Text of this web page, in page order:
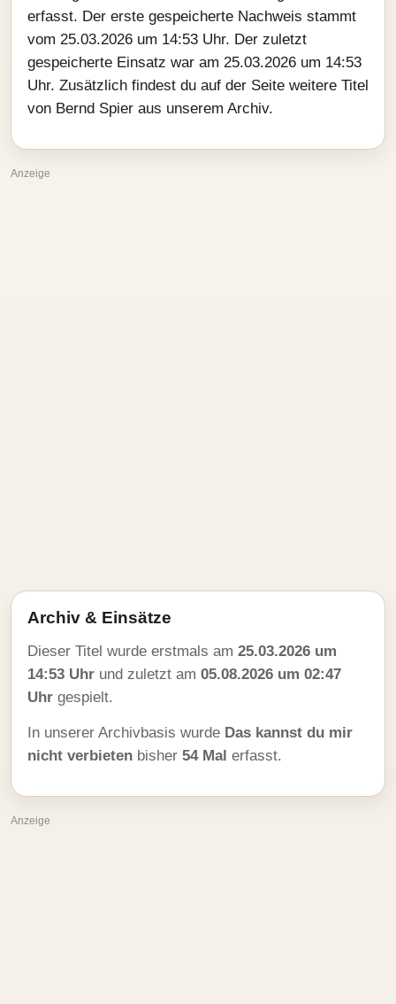
erfasst. Der erste gespeicherte Nachweis stammt
vom 25.03.2026 um 14:53 Uhr. Der zuletzt
gespeicherte Einsatz war am 25.03.2026 um 14:53
Uhr. Zusätzlich findest du auf der Seite weitere Titel
von Bernd Spier aus unserem Archiv.
Anzeige
Archiv & Einsätze
Dieser Titel wurde erstmals am 25.03.2026 um
14:53 Uhr und zuletzt am 05.08.2026 um 02:47
Uhr gespielt.
In unserer Archivbasis wurde Das kannst du mir
nicht verbieten bisher 54 Mal erfasst.
Anzeige